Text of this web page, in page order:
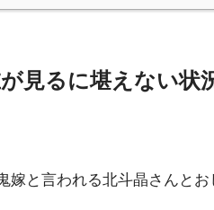
見るに堪えない状
嫁と言われる北斗晶さんと